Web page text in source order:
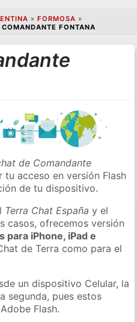
» FORMOSA »
COMANDANTE FONTANA
de Comandante
tu acceso en versión Flash
de tu dispositivo.
Terra Chat España y el
casos, ofrecemos versión
para iPhone, iPad e
de Terra como para el
un dispositivo Celular, la
segunda, pues estos
Flash.